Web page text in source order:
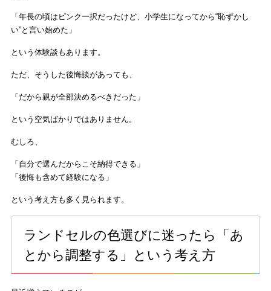
「年長の頃はピンク一択だったけど、小学生になってから“恥ずかし
い”と言い始めた」
という体験談もあります。
ただ、そうした後悔談があっても、
「だから親が全部決めるべきだった」
という空気ばかりではありません。
むしろ、
「自分で選んだからこそ納得できる」
「後悔も含めて経験になる」
という考え方も多く見られます。
ランドセルの色選びに迷ったら「あ
とから調整する」という考え方